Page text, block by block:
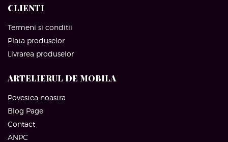
CLIENTI
Termeni si conditii
Plata produselor
Livrarea produselor
ARTELIERUL DE MOBILA
Povestea noastra
Blog Page
Contact
ANPC